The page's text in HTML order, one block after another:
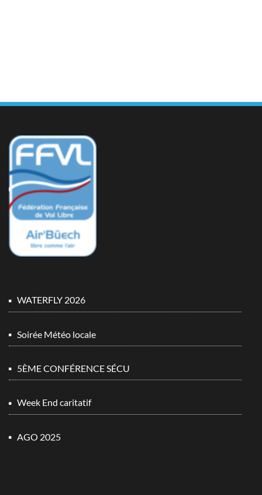
WATERFLY 2026
Soirée Météo locale
5ÈME CONFÉRENCE SÉCU
Week End caritatif
AGO 2025